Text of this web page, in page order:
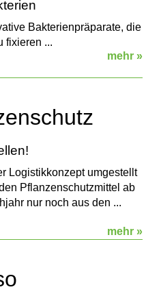
Bakterienpräparate, die
fixieren ...
mehr »
Logistikkonzept umgestellt
Pflanzenschutzmittel ab
nur noch aus den ...
mehr »